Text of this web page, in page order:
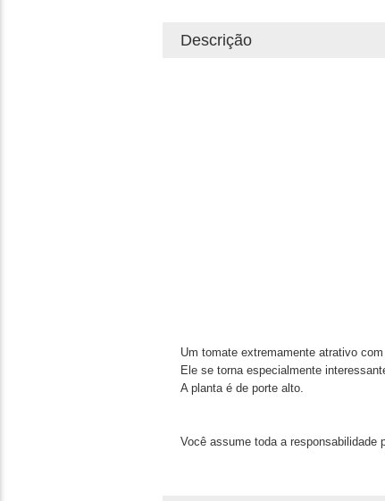
Descrição
Um tomate extremamente atrativo
Ele se torna especialmente
A planta é de porte alto.
Você assume toda a